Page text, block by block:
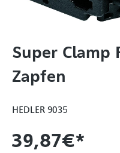
Super Clamp
Zapfen
HEDLER 9035
39,87 €*